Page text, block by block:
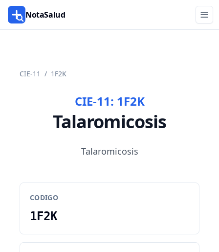
NotaSalud
CIE-11 / 1F2K
CIE-11: 1F2K
Talaromicosis
Talaromicosis
CODIGO
1F2K